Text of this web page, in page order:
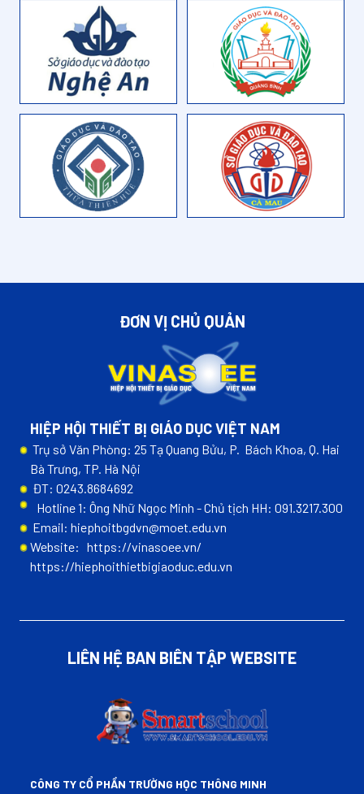
ĐƠN VỊ CHỦ QUẢN
HIỆP HỘI THIẾT BỊ GIÁO DỤC VIỆT NAM
Trụ sở Văn Phòng: 25 Tạ Quang Bửu, P. Bách Khoa, Q. Hai
Bà Trưng, TP. Hà Nội
ĐT: 0243.8684692
Hotline 1: Ông Nhữ Ngọc Minh - Chủ tịch HH: 091.3217.300
Email: hiephoitbgdvn@moet.edu.vn
Website: https://vinasoee.vn/
https://hiephoithietbigiaoduc.edu.vn
LIÊN HỆ BAN BIÊN TẬP WEBSITE
CÔNG TY CỔ PHẦN TRƯỜNG HỌC THÔNG MINH